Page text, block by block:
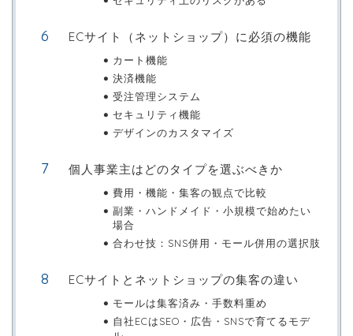
ECサイト（ネットショップ）に必須の機能
カート機能
決済機能
受注管理システム
セキュリティ機能
デザインのカスタマイズ
個人事業主はどのタイプを選ぶべきか
費用・機能・集客の観点で比較
副業・ハンドメイド・小規模で始めたい
場合
合わせ技：SNS併用・モール併用の選択肢
ECサイトとネットショップの集客の違い
モールは集客済み・手数料重め
自社ECはSEO・広告・SNSで育てるモデ